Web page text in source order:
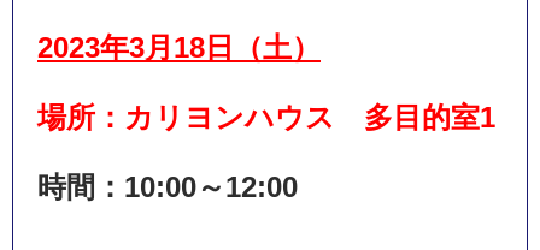
2023年3月18日（土）
場所： カリヨンハウス 多目的室1
時間：10:00～12:00